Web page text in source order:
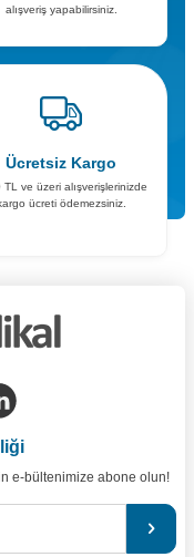
alışveriş yapabilirsiniz.
Ücretsiz Kargo
TL ve üzeri alışverişlerinizde
ücreti ödemezsiniz.
e-bültenimize abone olun!